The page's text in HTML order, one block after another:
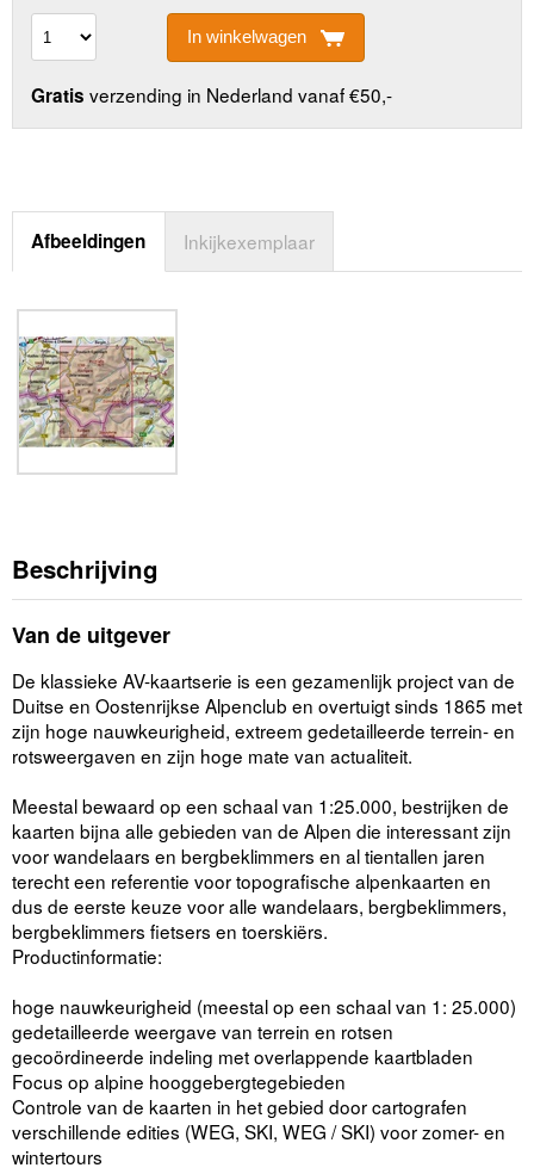
In winkelwagen
Gratis verzending in Nederland vanaf €50,-
Afbeeldingen Inkijkexemplaar
Beschrijving
Van de uitgever
De klassieke AV-kaartserie is een gezamenlijk project van de
Duitse en Oostenrijkse Alpenclub en overtuigt sinds 1865 met
zijn hoge nauwkeurigheid, extreem gedetailleerde terrein- en
rotsweergaven en zijn hoge mate van actualiteit.
Meestal bewaard op een schaal van 1:25.000, bestrijken de
kaarten bijna alle gebieden van de Alpen die interessant zijn
voor wandelaars en bergbeklimmers en al tientallen jaren
terecht een referentie voor topografische alpenkaarten en
dus de eerste keuze voor alle wandelaars, bergbeklimmers,
bergbeklimmers fietsers en toerskiërs.
Productinformatie:
hoge nauwkeurigheid (meestal op een schaal van 1: 25.000)
gedetailleerde weergave van terrein en rotsen
gecoördineerde indeling met overlappende kaartbladen
Focus op alpine hooggebergtegebieden
Controle van de kaarten in het gebied door cartografen
verschillende edities (WEG, SKI, WEG / SKI) voor zomer- en
wintertours